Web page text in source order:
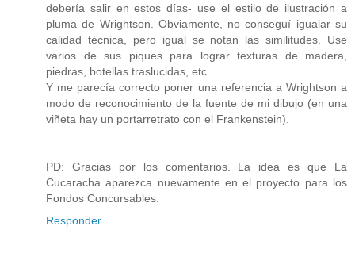
debería salir en estos días- use el estilo de ilustración a
pluma de Wrightson. Obviamente, no conseguí igualar su
calidad técnica, pero igual se notan las similitudes. Use
varios de sus piques para lograr texturas de madera,
piedras, botellas traslucidas, etc.
Y me parecía correcto poner una referencia a Wrightson a
modo de reconocimiento de la fuente de mi dibujo (en una
viñeta hay un portarretrato con el Frankenstein).
PD: Gracias por los comentarios. La idea es que La
Cucaracha aparezca nuevamente en el proyecto para los
Fondos Concursables.
Responder